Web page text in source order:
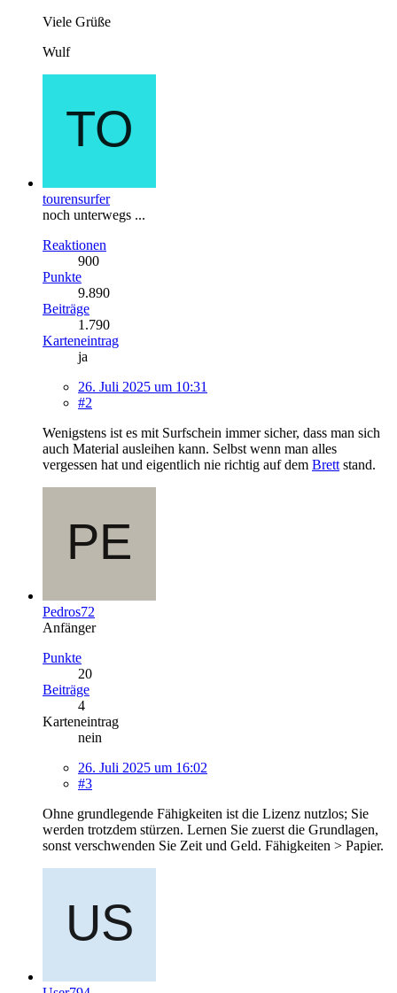
Viele Grüße
Wulf
tourensurfer
noch unterwegs ...
Reaktionen
900
Punkte
9.890
Beiträge
1.790
Karteneintrag
ja
26. Juli 2025 um 10:31
#2
Wenigstens ist es mit Surfschein immer sicher, dass man sich
auch Material ausleihen kann. Selbst wenn man alles
vergessen hat und eigentlich nie richtig auf dem Brett stand.
Pedros72
Anfänger
Punkte
20
Beiträge
4
Karteneintrag
nein
26. Juli 2025 um 16:02
#3
Ohne grundlegende Fähigkeiten ist die Lizenz nutzlos; Sie
werden trotzdem stürzen. Lernen Sie zuerst die Grundlagen,
sonst verschwenden Sie Zeit und Geld. Fähigkeiten > Papier.